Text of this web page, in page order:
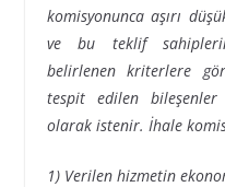
komisyonunca aşırı
ve bu teklif
belirlenen kriterlere
tespit edilen bileşenler
olarak istenir. İhale
1) Verilen hizmetin